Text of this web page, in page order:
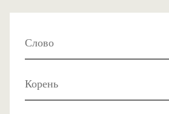
Слово
Корень